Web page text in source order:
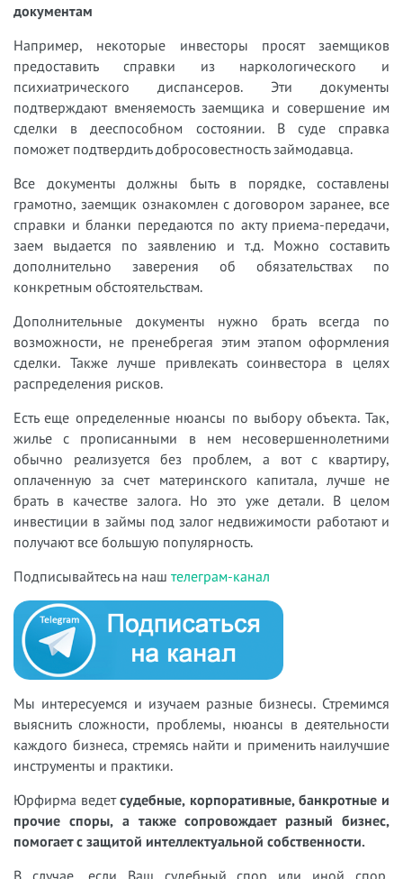
документам
Например, некоторые инвесторы просят заемщиков
предоставить справки из наркологического и
психиатрического диспансеров. Эти документы
подтверждают вменяемость заемщика и совершение им
сделки в дееспособном состоянии. В суде справка
поможет подтвердить добросовестность займодавца.
Все документы должны быть в порядке, составлены
грамотно, заемщик ознакомлен с договором заранее, все
справки и бланки передаются по акту приема-передачи,
заем выдается по заявлению и т.д. Можно составить
дополнительно заверения об обязательствах по
конкретным обстоятельствам.
Дополнительные документы нужно брать всегда по
возможности, не пренебрегая этим этапом оформления
сделки. Также лучше привлекать соинвестора в целях
распределения рисков.
Есть еще определенные нюансы по выбору объекта. Так,
жилье с прописанными в нем несовершеннолетними
обычно реализуется без проблем, а вот с квартиру,
оплаченную за счет материнского капитала, лучше не
брать в качестве залога. Но это уже детали. В целом
инвестиции в займы под залог недвижимости работают и
получают все большую популярность.
Подписывайтесь на наш телеграм-канал
Мы интересуемся и изучаем разные бизнесы. Стремимся
выяснить сложности, проблемы, нюансы в деятельности
каждого бизнеса, стремясь найти и применить наилучшие
инструменты и практики.
Юрфирма ведетсудебные, корпоративные, банкротные и
прочие споры, а также сопровождает разный бизнес,
помогает с защитой интеллектуальной собственности.